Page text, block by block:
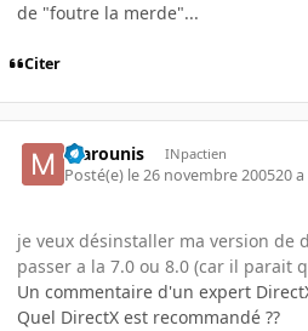
de "foutre la merde"...
Citer
marounis INpactien
Posté(e) le 26 novembre 200520 a
je veux désinstaller ma version de
passer a la 7.0 ou 8.0 (car il parait
Un commentaire d'un expert
Quel DirectX est recommandé ??